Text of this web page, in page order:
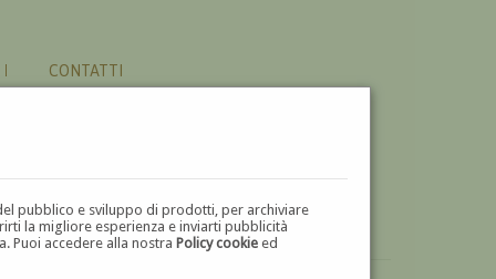
pubblico e sviluppo di prodotti, per archiviare
la migliore esperienza e inviarti pubblicità
Puoi accedere alla nostraPolicy cookie ed
CONTATTI